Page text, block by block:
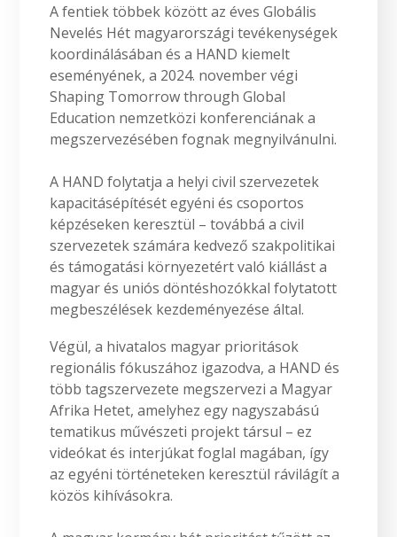
A fentiek többek között az éves Globális
Nevelés Hét magyarországi tevékenységek
koordinálásában és a HAND kiemelt
eseményének, a 2024. november végi
Shaping Tomorrow through Global
Education nemzetközi konferenciának a
megszervezésében fognak megnyilvánulni.
A HAND folytatja a helyi civil szervezetek
kapacitásépítését egyéni és csoportos
képzéseken keresztül – továbbá a civil
szervezetek számára kedvező szakpolitikai
és támogatási környezetért való kiállást a
magyar és uniós döntéshozókkal folytatott
megbeszélések kezdeményezése által.
Végül, a hivatalos magyar prioritások
regionális fókuszához igazodva, a HAND és
több tagszervezete megszervezi a Magyar
Afrika Hetet, amelyhez egy nagyszabású
tematikus művészeti projekt társul – ez
videókat és interjúkat foglal magában, így
az egyéni történeteken keresztül rávilágít a
közös kihívásokra.